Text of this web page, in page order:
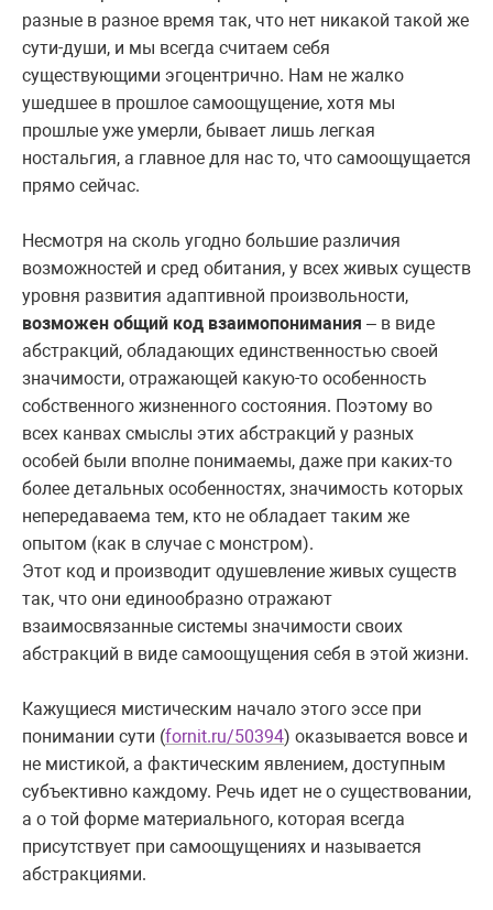
разные в разное время так, что нет никакой такой же
сути-души, и мы всегда считаем себя
существующими эгоцентрично. Нам не жалко
ушедшее в прошлое самоощущение, хотя мы
прошлые уже умерли, бывает лишь легкая
ностальгия, а главное для нас то, что самоощущается
прямо сейчас.
Несмотря на сколь угодно большие различия
возможностей и сред обитания, у всех живых существ
уровня развития адаптивной произвольности,
возможен общий код взаимопонимания – в виде
абстракций, обладающих единственностью своей
значимости, отражающей какую-то особенность
собственного жизненного состояния. Поэтому во
всех канвах смыслы этих абстракций у разных
особей были вполне понимаемы, даже при каких-то
более детальных особенностях, значимость которых
непередаваема тем, кто не обладает таким же
опытом (как в случае с монстром).
Этот код и производит одушевление живых существ
так, что они единообразно отражают
взаимосвязанные системы значимости своих
абстракций в виде самоощущения себя в этой жизни.
Кажущиеся мистическим начало этого эссе при
понимании сути (fornit.ru/50394) оказывается вовсе и
не мистикой, а фактическим явлением, доступным
субъективно каждому. Речь идет не о существовании,
а о той форме материального, которая всегда
присутствует при самоощущениях и называется
абстракциями.